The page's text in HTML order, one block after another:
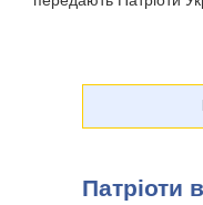
Патріоти